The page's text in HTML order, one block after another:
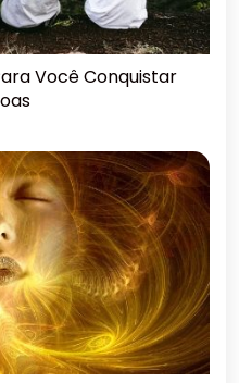
Você Conquistar